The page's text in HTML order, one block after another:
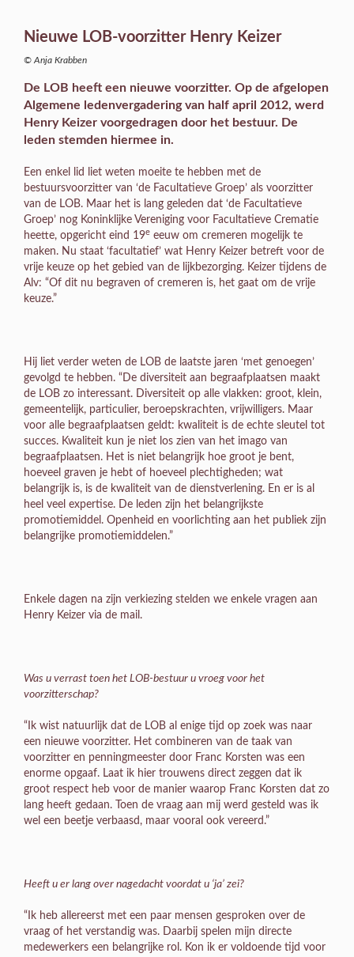
Nieuwe LOB-voorzitter Henry Keizer
© Anja Krabben
De LOB heeft een nieuwe voorzitter. Op de afgelopen
Algemene ledenvergadering van half april 2012, werd
Henry Keizer voorgedragen door het bestuur. De
leden stemden hiermee in.
Een enkel lid liet weten moeite te hebben met de
bestuursvoorzitter van ‘de Facultatieve Groep’ als voorzitter
van de LOB. Maar het is lang geleden dat ‘de Facultatieve
Groep’ nog Koninklijke Vereniging voor Facultatieve Crematie
heette, opgericht eind 19e eeuw om cremeren mogelijk te
maken. Nu staat ‘facultatief’ wat Henry Keizer betreft voor de
vrije keuze op het gebied van de lijkbezorging. Keizer tijdens de
Alv: “Of dit nu begraven of cremeren is, het gaat om de vrije
keuze.”
Hij liet verder weten de LOB de laatste jaren ‘met genoegen’
gevolgd te hebben. “De diversiteit aan begraafplaatsen maakt
de LOB zo interessant. Diversiteit op alle vlakken: groot, klein,
gemeentelijk, particulier, beroepskrachten, vrijwilligers. Maar
voor alle begraafplaatsen geldt: kwaliteit is de echte sleutel tot
succes. Kwaliteit kun je niet los zien van het imago van
begraafplaatsen. Het is niet belangrijk hoe groot je bent,
hoeveel graven je hebt of hoeveel plechtigheden; wat
belangrijk is, is de kwaliteit van de dienstverlening. En er is al
heel veel expertise. De leden zijn het belangrijkste
promotiemiddel. Openheid en voorlichting aan het publiek zijn
belangrijke promotiemiddelen.”
Enkele dagen na zijn verkiezing stelden we enkele vragen aan
Henry Keizer via de mail.
Was u verrast toen het LOB-bestuur u vroeg voor het
voorzitterschap?
“Ik wist natuurlijk dat de LOB al enige tijd op zoek was naar
een nieuwe voorzitter. Het combineren van de taak van
voorzitter en penningmeester door Franc Korsten was een
enorme opgaaf. Laat ik hier trouwens direct zeggen dat ik
groot respect heb voor de manier waarop Franc Korsten dat zo
lang heeft gedaan. Toen de vraag aan mij werd gesteld was ik
wel een beetje verbaasd, maar vooral ook vereerd.”
Heeft u er lang over nagedacht voordat u ‘ja’ zei?
“Ik heb allereerst met een paar mensen gesproken over de
vraag of het verstandig was. Daarbij spelen mijn directe
medewerkers een belangrijke rol. Kon ik er voldoende tijd voor